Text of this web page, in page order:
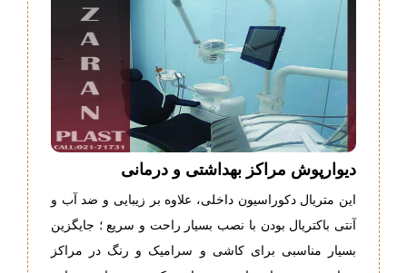
دیوارپوش مراکز بهداشتی و درمانی
این متریال دکوراسیون داخلی، علاوه بر زیبایی و ضد آب و
آنتی باکتریال بودن با نصب بسیار راحت و سریع ؛ جایگزین
بسیار مناسبی برای کاشی و سرامیک و رنگ در مراکز